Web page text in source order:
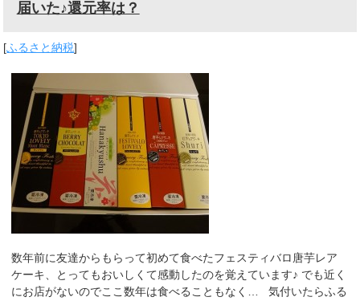
届いた♪還元率は？
[ふるさと納税]
数年前に友達からもらって初めて食べたフェスティバロ唐芋レア
ケーキ、とってもおいしくて感動したのを覚えています♪ でも近く
にお店がないのでここ数年は食べることもなく… 気付いたらふる